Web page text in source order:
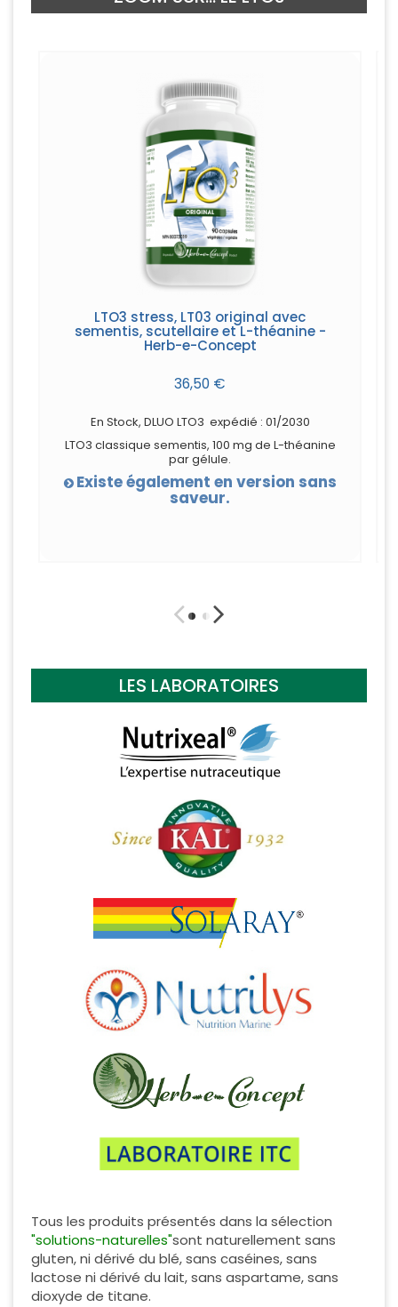
LTO3 stress, LT03 original avec
sementis, scutellaire et L-théanine -
Herb-e-Concept
36,50 €
En Stock, DLUO LTO3 expédié : 01/2030
LTO3 classique sementis, 100 mg de L-théanine
par gélule.
Existe également en version sans
saveur.
LES LABORATOIRES
Tous les produits présentés dans la sélection
"solutions-naturelles"sont naturellement sans
gluten, ni dérivé du blé, sans caséines, sans
lactose ni dérivé du lait, sans aspartame, sans
dioxyde de titane.